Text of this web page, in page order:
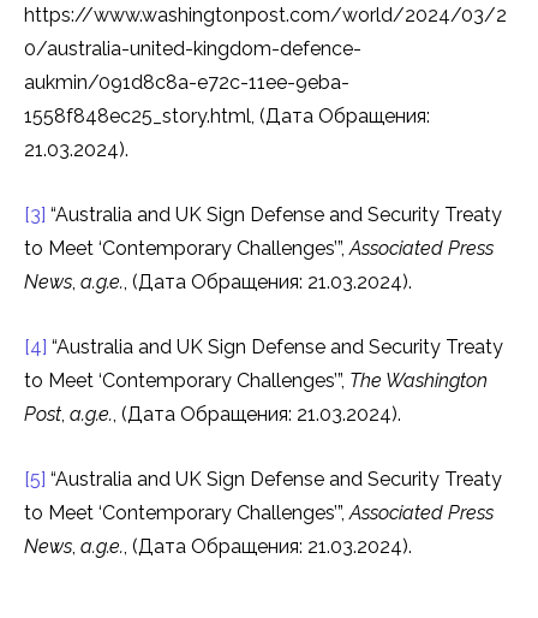
https://www.washingtonpost.com/world/2024/03/2
0/australia-united-kingdom-defence-
aukmin/091d8c8a-e72c-11ee-9eba-
1558f848ec25_story.html, (Дата Обращения:
21.03.2024).
[3] “Australia and UK Sign Defense and Security Treaty
to Meet ‘Contemporary Challenges’”,Associated Press
News, a.g.e., (Дата Обращения: 21.03.2024).
[4] “Australia and UK Sign Defense and Security Treaty
to Meet ‘Contemporary Challenges’”, The Washington
Post, a.g.e., (Дата Обращения: 21.03.2024).
[5] “Australia and UK Sign Defense and Security Treaty
to Meet ‘Contemporary Challenges’”,Associated Press
News, a.g.e., (Дата Обращения: 21.03.2024).